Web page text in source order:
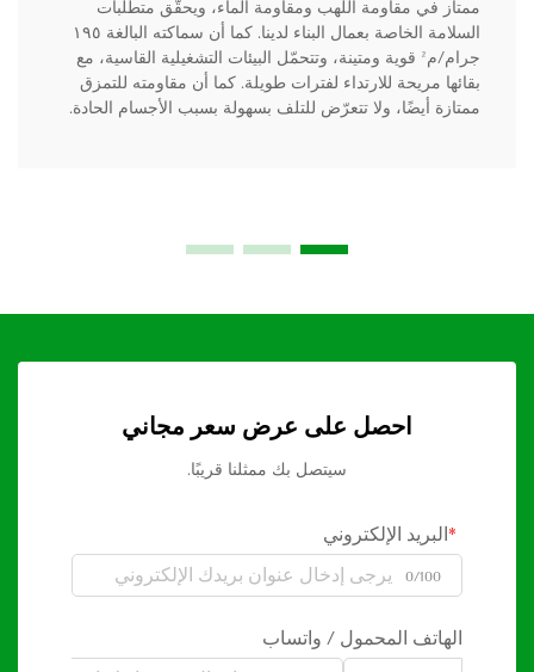
ممتاز في مقاومة اللهب ومقاومة الماء، ويحقّق متطلبات
السلامة الخاصة بعمال البناء لدينا. كما أن سماكته البالغة ١٩٥
جرام/م² قوية ومتينة، وتتحمّل البيئات التشغيلية القاسية، مع
بقائها مريحة للارتداء لفترات طويلة. كما أن مقاومته للتمزق
ممتازة أيضًا، ولا تتعرّض للتلف بسهولة بسبب الأجسام الحادة.
احصل على عرض سعر مجاني
سيتصل بك ممثلنا قريبًا.
البريد الإلكتروني
0/100
الهاتف المحمول / واتساب